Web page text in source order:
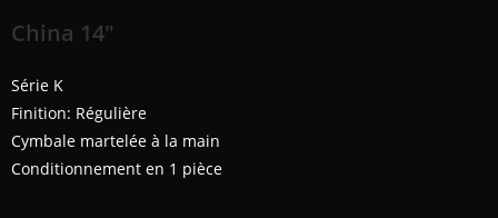
China 14″
Série K
Finition: Régulière
Cymbale martelée à la main
Conditionnement en 1 pièce